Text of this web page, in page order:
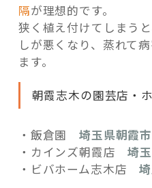
隔が理想的です。
狭く植え付けてしまう
しが悪くなり、蒸れて
ます。
朝霞志木の園芸店・
・飯倉園埼玉県朝霞
・カインズ朝霞店埼
・ビバホーム志木店